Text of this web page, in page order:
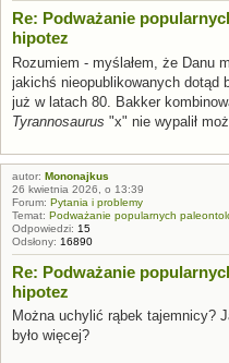
Re: Podważanie
hipotez
Rozumiem - myślałem, że Danu
jakichś nieopublikowanych dotąd
już w latach 80. Bakker
Tyrannosaurus "x" nie wypalił
autor: Mononajkus
26 kwietnia 2026, o 13:39
Forum: Pytania i problemy
Temat: Podważanie popularnych
Odpowiedzi: 15
Odsłony: 16890
Re: Podważanie
hipotez
Można uchylić rąbek tajemnicy?
było więcej?